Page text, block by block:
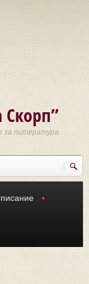
Скорп”
за литература